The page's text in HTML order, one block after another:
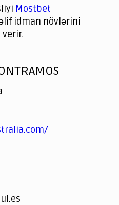
Mostbet
idman növlərini